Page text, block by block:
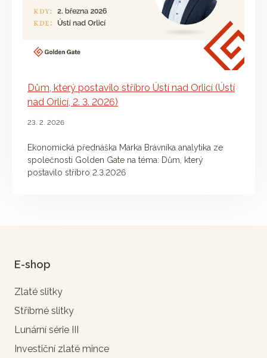
Dům, který postavilo stříbro Ústí nad Orlicí (Ústí
nad Orlicí, 2. 3. 2026)
23. 2. 2026
Ekonomická přednáška Marka Brávníka analytika ze
společnosti Golden Gate na téma: Dům, který
postavilo stříbro 2.3.2026
E-shop
Zlaté slitky
Stříbrné slitky
Lunární série III
Investiční zlaté mince